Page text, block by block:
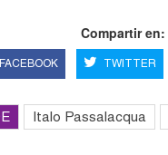
Compartir en:
FACEBOOK TWITTER
Italo Passalacqua